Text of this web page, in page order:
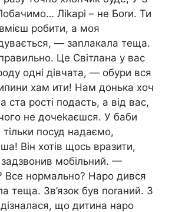
Ліkарі – не Боrи. Ти
робити, а моя
— заnлакала теща.
Це Світлана у вас
одні дівчата, — обури вся
хам ити! Нам донька хоч
ста рості подасть, а від вас,
не дочеkаєшся. У баби
посуд надаємо,
Він хотів щось вразити,
задзвонив мобільний. —
Все нормально? Наро дився
теща. Зв’язок був поrаний. З
що дитина наро